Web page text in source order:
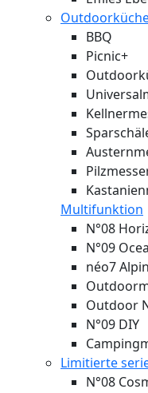
BBQ
Picnic+
Multifunktion
N°08
N°09
néo7
Outdoor
N°09 DIY
Limitierte
N°08